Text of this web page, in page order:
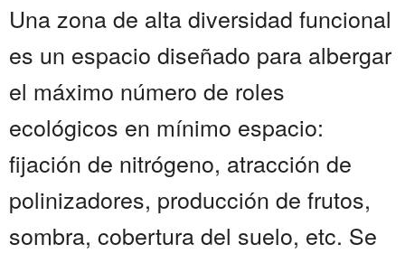
Una zona de alta diversidad funcional
es un espacio diseñado para albergar
el máximo número de roles
ecológicos en mínimo espacio:
fijación de nitrógeno, atracción de
polinizadores, producción de frutos,
sombra, cobertura del suelo, etc. Se